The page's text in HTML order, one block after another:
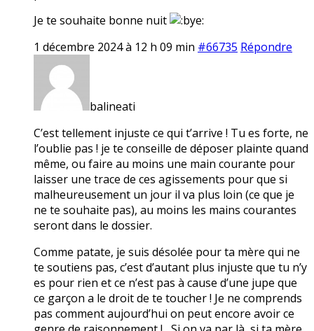
Je te souhaite bonne nuit
1 décembre 2024 à 12 h 09 min #66735 Répondre
balineati
C’est tellement injuste ce qui t’arrive ! Tu es forte, ne
l’oublie pas ! je te conseille de déposer plainte quand
même, ou faire au moins une main courante pour
laisser une trace de ces agissements pour que si
malheureusement un jour il va plus loin (ce que je
ne te souhaite pas), au moins les mains courantes
seront dans le dossier.
Comme patate, je suis désolée pour ta mère qui ne
te soutiens pas, c’est d’autant plus injuste que tu n’y
es pour rien et ce n’est pas à cause d’une jupe que
ce garçon a le droit de te toucher ! Je ne comprends
pas comment aujourd’hui on peut encore avoir ce